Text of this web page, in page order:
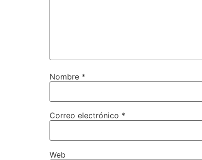
Nombre *
Correo electrónico *
Web